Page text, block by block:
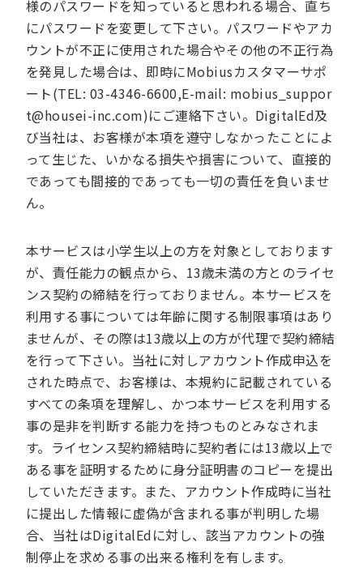
様のパスワードを知っていると思われる場合、直ち
にパスワードを変更して下さい。パスワードやアカ
ウントが不正に使用された場合やその他の不正行為
を発見した場合は、即時にMobiusカスタマーサポ
ート(TEL: 03-4346-6600,E-mail: mobius_suppor
t@housei-inc.com)にご連絡下さい。DigitalEd及
び当社は、お客様が本項を遵守しなかったことによ
って生じた、いかなる損失や損害について、直接的
であっても間接的であっても一切の責任を負いませ
ん。
本サービスは小学生以上の方を対象としております
が、責任能力の観点から、13歳未満の方とのライセ
ンス契約の締結を行っておりません。本サービスを
利用する事については年齢に関する制限事項はあり
ませんが、その際は13歳以上の方が代理で契約締結
を行って下さい。当社に対しアカウント作成申込を
された時点で、お客様は、本規約に記載されている
すべての条項を理解し、かつ本サービスを利用する
事の是非を判断する能力を持つものとみなされま
す。ライセンス契約締結時に契約者には13歳以上で
ある事を証明するために身分証明書のコピーを提出
していただきます。また、アカウント作成時に当社
に提出した情報に虚偽が含まれる事が判明した場
合、当社はDigitalEdに対し、該当アカウントの強
制停止を求める事の出来る権利を有します。